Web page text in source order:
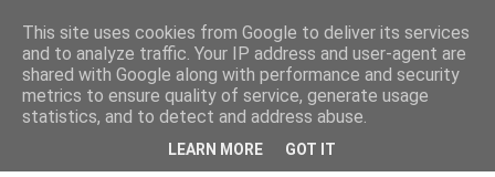
This site uses cookies from Google to deliver its services
and to analyze traffic. Your IP address and user-agent are
shared with Google along with performance and security
metrics to ensure quality of service, generate usage
statistics, and to detect and address abuse.
LEARN MORE GOT IT